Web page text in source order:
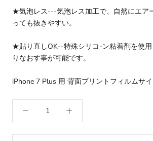
★気泡レス---気泡レス加工で、自然にエア
っても抜きやすい。
★貼り直しOK--特殊シリコ-ン粘着剤を使
りなおす事が可能です。
iPhone 7 Plus 用 背面プリントフィルムサ